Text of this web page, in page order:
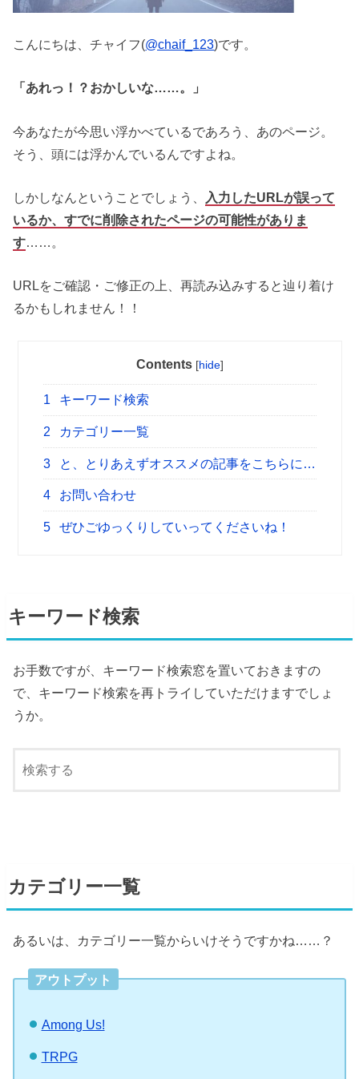
こんにちは、チャイフ(@chaif_123)です。
「あれっ！？おかしいな……。」
今あなたが今思い浮かべているであろう、あのページ。
そう、頭には浮かんでいるんですよね。
しかしなんということでしょう、
入力したURLが誤って
いるか、すでに削除されたページの可能性がありま
す……。
URLをご確認・ご修正の上、再読み込みすると辿り着け
るかもしれません！！
Contents [hide]
1 キーワード検索
2 カテゴリー一覧
3 と、とりあえずオススメの記事をこちらに…
4 お問い合わせ
5 ぜひごゆっくりしていってくださいね！
キーワード検索
お手数ですが、キーワード検索窓を置いておきますの
で、キーワード検索を再トライしていただけますでしょ
うか。
カテゴリー一覧
あるいは、カテゴリー一覧からいけそうですかね……？
アウトプット
Among Us!
TRPG